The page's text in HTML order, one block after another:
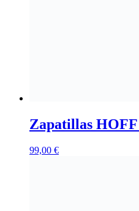
Zapatillas
99,00 €